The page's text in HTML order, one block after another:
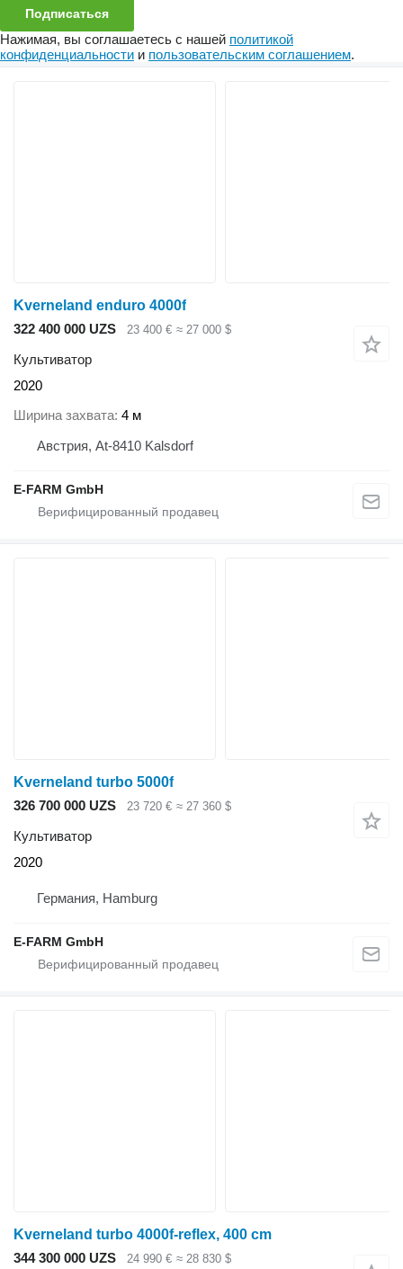
Подписаться
Нажимая, вы соглашаетесь с нашей политикой
конфиденциальности и пользовательским соглашением.
Kverneland enduro 4000f
322 400 000 UZS
23 400 € ≈ 27 000 $
Культиватор
2020
Ширина захвата 4 м
Австрия, At-8410 Kalsdorf
E-FARM GmbH
Kverneland turbo 5000f
326 700 000 UZS
23 720 € ≈ 27 360 $
Культиватор
2020
Германия, Hamburg
E-FARM GmbH
Kverneland turbo 4000f-reflex, 400 cm
344 300 000 UZS
24 990 € ≈ 28 830 $